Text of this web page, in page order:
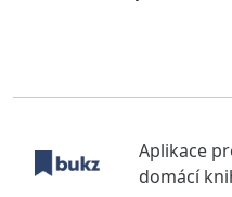
Aplikace
domácí